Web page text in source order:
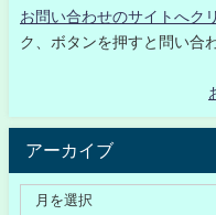
お問い合わせのサイトへク
ク、ボタンを押すと問い合
アーカイブ